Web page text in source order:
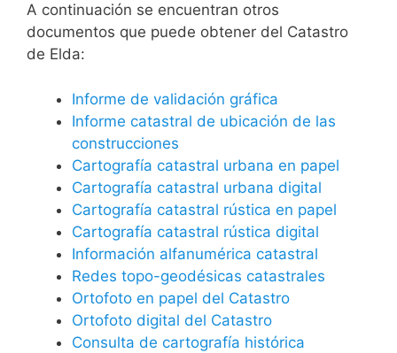
A continuación se encuentran otros
documentos que puede obtener del Catastro
de Elda:
Informe de validación gráfica
Informe catastral de ubicación de las
construcciones
Cartografía catastral urbana en papel
Cartografía catastral urbana digital
Cartografía catastral rústica en papel
Cartografía catastral rústica digital
Información alfanumérica catastral
Redes topo-geodésicas catastrales
Ortofoto en papel del Catastro
Ortofoto digital del Catastro
Consulta de cartografía histórica